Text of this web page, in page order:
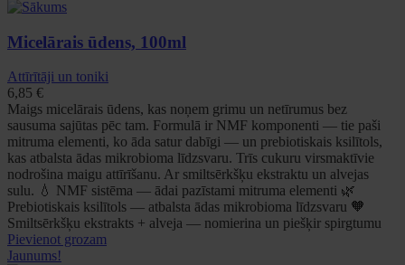
Micelārais ūdens, 100ml
Attīrītāji un toniki
6,85 €
Maigs micelārais ūdens, kas noņem grimu un netīrumus bez
sausuma sajūtas pēc tam. Formulā ir NMF komponenti — tie paši
mitruma elementi, ko āda satur dabīgi — un prebiotiskais ksilītols,
kas atbalsta ādas mikrobioma līdzsvaru. Trīs cukuru virsmaktīvie
nodrošina maigu attīrīšanu. Ar smiltsērkšķu ekstraktu un alvejas
sulu. 💧 NMF sistēma — ādai pazīstami mitruma elementi 🌿
Prebiotiskais ksilītols — atbalsta ādas mikrobioma līdzsvaru 🧡
Smiltsērkšķu ekstrakts + alveja — nomierina un piešķir spirgtumu
Pievienot grozam
Jaunums!